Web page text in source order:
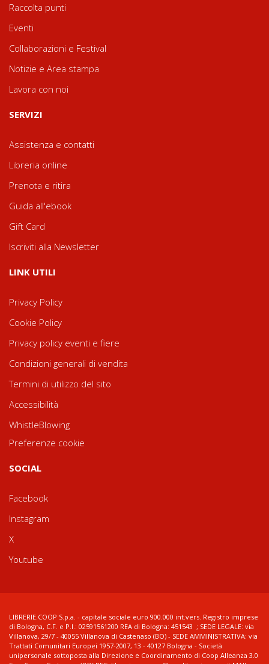
Raccolta punti
Eventi
Collaborazioni e Festival
Notizie e Area stampa
Lavora con noi
SERVIZI
Assistenza e contatti
Libreria online
Prenota e ritira
Guida all'ebook
Gift Card
Iscriviti alla Newsletter
LINK UTILI
Privacy Policy
Cookie Policy
Privacy policy eventi e fiere
Condizioni generali di vendita
Termini di utilizzo del sito
Accessibilità
WhistleBlowing
Preferenze cookie
SOCIAL
Facebook
Instagram
X
Youtube
LIBRERIE.COOP S.p.a. - capitale sociale euro 900.000 int.vers. Registro imprese
di Bologna, C.F. e P.I.: 02591561200 REA di Bologna: 451543 ; SEDE LEGALE: via
Villanova, 29/7 - 40055 Villanova di Castenaso (BO) - SEDE AMMINISTRATIVA: via
Trattati Comunitari Europei 1957-2007, 13 - 40127 Bologna - Società
unipersonale sottoposta alla Direzione e Coordinamento di Coop Alleanza 3.0